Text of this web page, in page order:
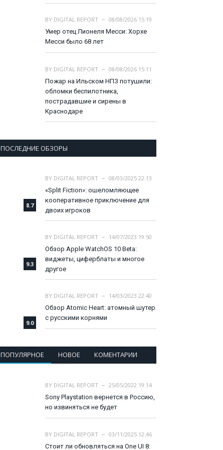
BY DIGITAL REPORT
08/08/2026 15:19
Умер отец Лионеля Месси: Хорхе
Месси было 68 лет
BY DIGITAL REPORT
08/08/2026 15:11
Пожар на Ильском НПЗ потушили:
обломки беспилотника,
пострадавшие и сирены в
Краснодаре
ПОСЛЕДНИЕ ОБЗОРЫ
8.7
BY DIGITAL REPORT
08/03/2025 22:13
«Split Fiction»: ошеломляющее
кооперативное приключение для
двоих игроков
9.3
BY DIGITAL REPORT
14/07/2023 19:50
Обзор Apple WatchOS 10 Beta:
виджеты, циферблаты и многое
другое
9.0
BY DIGITAL REPORT
14/03/2023 22:40
Обзор Atomic Heart: атомный шутер
с русскими корнями
ПОПУЛЯРНОЕ НОВОЕ КОМЕНТАРИИ
BY DIGITAL REPORT
25/05/2022 19:14
Sony Playstation вернется в Россию,
но извиняться не будет
BY DIGITAL REPORT
03/11/2025 12:46
Стоит ли обновляться на One UI 8: